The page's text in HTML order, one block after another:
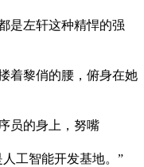
是左轩这种精悍的强
着黎俏的腰，俯身在她
员的身上，努嘴
工智能开发基地。”